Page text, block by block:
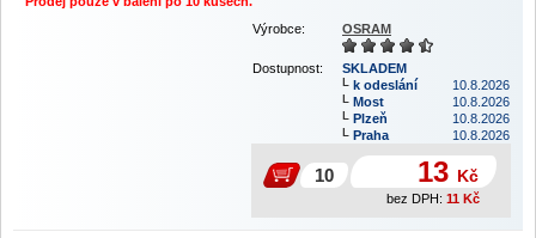
Výrobce:
OSRAM
Dostupnost:
SKLADEM
k odeslání
10.8.2026
Most
10.8.2026
Plzeň
10.8.2026
Praha
10.8.2026
13 Kč
bez DPH: 11 Kč